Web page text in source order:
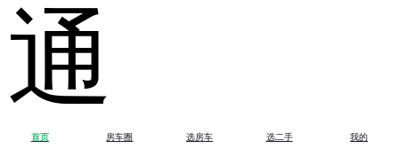
通
首页 房车圈 选房车 选二手 我的